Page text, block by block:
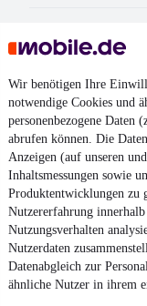
Wir benötigen Ihre
notwendige Cookies und
personenbezogene Daten
abrufen können. Die
Anzeigen (auf unseren
Inhaltsmessungen sowie
Produktentwicklungen zu
Nutzererfahrung innerhalb
Nutzungsverhalten
Nutzerdaten
Datenabgleich zur
ähnliche Nutzer in ihrem
Unfallfrei• EZ 12/